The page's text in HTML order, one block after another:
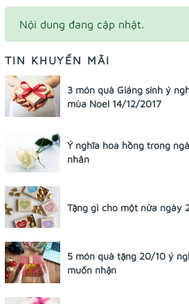
Nội dung đang cập nhật.
TIN KHUYẾN MÃI
3 món quà Giáng sinh ý
mùa Noel 14/12/2017
Ý nghĩa hoa hồng trong
nhân
Tặng gì cho một nửa ngày
5 món quà tặng 20/10 ý
muốn nhận